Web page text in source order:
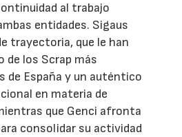
al trabajo
entidades. Sigaus
trayectoria, que le han
de los Scrap más
de España y un auténtico
en materia de
que Genci afronta
consolidar su actividad